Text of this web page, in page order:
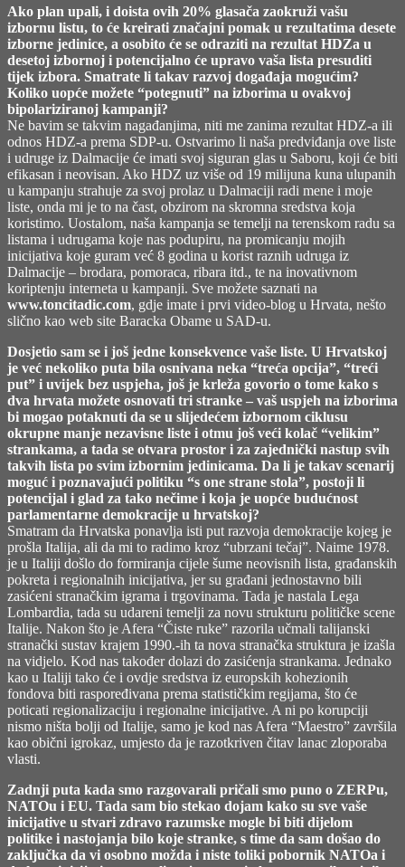
Ako plan upali, i doista ovih 20% glasača zaokruži vašu
izbornu listu, to će kreirati značajni pomak u rezultatima desete
izborne jedinice, a osobito će se odraziti na rezultat HDZa u
desetoj izbornoj i potencijalno će upravo vaša lista presuditi
tijek izbora. Smatrate li takav razvoj događaja mogućim?
Koliko uopće možete “potegnuti” na izborima u ovakvoj
bipolariziranoj kampanji?
Ne bavim se takvim nagađanjima, niti me zanima rezultat HDZ-a ili
odnos HDZ-a prema SDP-u. Ostvarimo li naša predviđanja ove liste
i udruge iz Dalmacije će imati svoj siguran glas u Saboru, koji će biti
efikasan i neovisan. Ako HDZ uz više od 19 milijuna kuna ulupanih
u kampanju strahuje za svoj prolaz u Dalmaciji radi mene i moje
liste, onda mi je to na čast, obzirom na skromna sredstva koja
koristimo. Uostalom, naša kampanja se temelji na terenskom radu sa
listama i udrugama koje nas podupiru, na promicanju mojih
inicijativa koje guram već 8 godina u korist raznih udruga iz
Dalmacije – brodara, pomoraca, ribara itd., te na inovativnom
koriptenju interneta u kampanji. Sve možete saznati na
www.toncitadic.com, gdje imate i prvi video-blog u Hrvata, nešto
slično kao web site Baracka Obame u SAD-u.
Dosjetio sam se i još jedne konsekvence vaše liste. U Hrvatskoj
je već nekoliko puta bila osnivana neka “treća opcija”, “treći
put” i uvijek bez uspjeha, još je krleža govorio o tome kako s
dva hrvata možete osnovati tri stranke – vaš uspjeh na izborima
bi mogao potaknuti da se u slijedećem izbornom ciklusu
okrupne manje nezavisne liste i otmu još veći kolač “velikim”
strankama, a tada se otvara prostor i za zajednički nastup svih
takvih lista po svim izbornim jedinicama. Da li je takav scenarij
moguć i poznavajući politiku “s one strane stola”, postoji li
potencijal i glad za tako nečime i koja je uopće budućnost
parlamentarne demokracije u hrvatskoj?
Smatram da Hrvatska ponavlja isti put razvoja demokracije kojeg je
prošla Italija, ali da mi to radimo kroz “ubrzani tečaj”. Naime 1978.
je u Italiji došlo do formiranja cijele šume neovisnih lista, građanskih
pokreta i regionalnih inicijativa, jer su građani jednostavno bili
zasićeni stranačkim igrama i trgovinama. Tada je nastala Lega
Lombardia, tada su udareni temelji za novu strukturu političke scene
Italije. Nakon što je Afera “Čiste ruke” razorila učmali talijanski
stranački sustav krajem 1990.-ih ta nova stranačka struktura je izašla
na vidjelo. Kod nas također dolazi do zasićenja strankama. Jednako
kao u Italiji tako će i ovdje sredstva iz europskih kohezionih
fondova biti raspoređivana prema statističkim regijama, što će
poticati regionalizaciju i regionalne inicijative. A ni po korupciji
nismo ništa bolji od Italije, samo je kod nas Afera “Maestro” završila
kao obični igrokaz, umjesto da je razotkriven čitav lanac zloporaba
vlasti.
Zadnji puta kada smo razgovarali pričali smo puno o ZERPu,
NATOu i EU. Tada sam bio stekao dojam kako su sve vaše
inicijative u stvari zdravo razumske mogle bi biti dijelom
politike i nastojanja bilo koje stranke, s time da sam došao do
zaključka da vi osobno možda i niste toliki pobornik NATOa i